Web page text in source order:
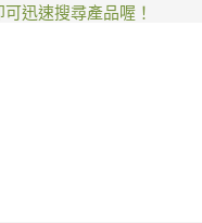
可迅速搜尋產品喔！